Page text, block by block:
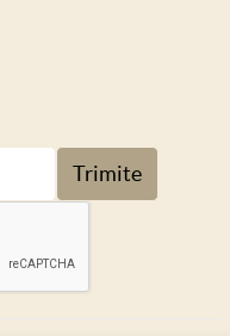
Trimite